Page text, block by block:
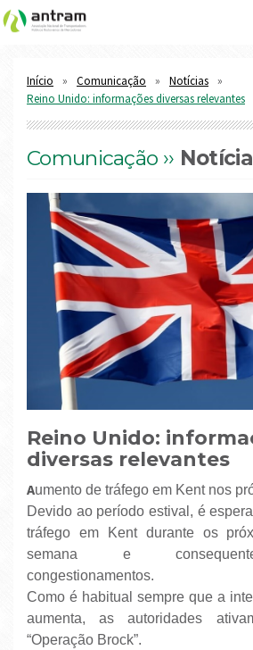
Início Comunicação
Notícias
Reino Unido: informações diversas relevantes
Comunicação ››
Reino Unido:
diversas relevantes
Aumento de tráfego em Kent nos
Devido ao período estival, é
tráfego em Kent durante os
semana e
congestionamentos.
Como é habitual sempre que a
aumenta, as autoridades
“Operação Brock”.